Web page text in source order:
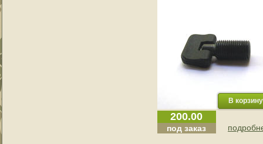
200.00
под заказ